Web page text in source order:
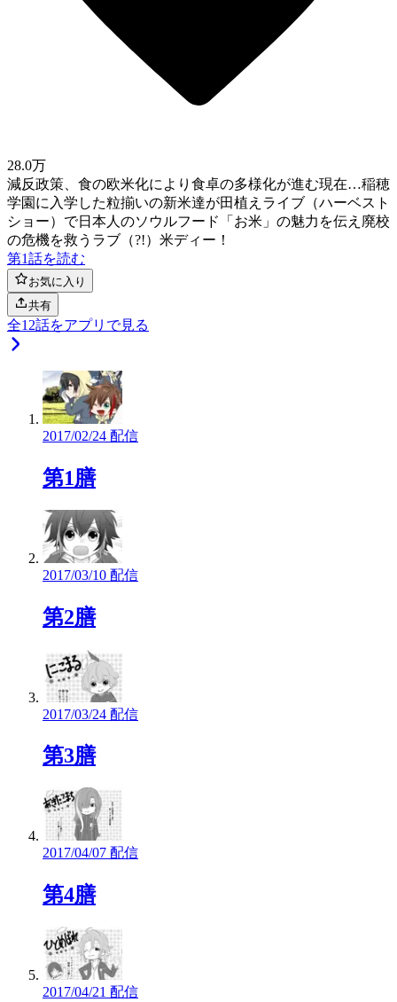
28.0万
減反政策、食の欧米化により食卓の多様化が進む現在…稲穂
学園に入学した粒揃いの新米達が田植えライブ（ハーベスト
ショー）で日本人のソウルフード「お米」の魅力を伝え廃校
の危機を救うラブ（?!）米ディー！
第1話を読む
お気に入り
共有
全12話をアプリで見る
2017/02/24 配信
第1膳
2017/03/10 配信
第2膳
2017/03/24 配信
第3膳
2017/04/07 配信
第4膳
2017/04/21 配信